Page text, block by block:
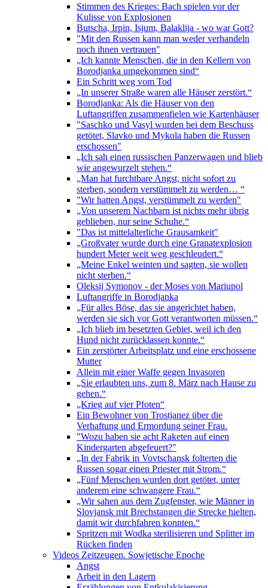
Stimmen des Krieges: Bach spielen vor der
Kulisse von Explosionen
Butscha, Irpin, Isjum, Balaklija - wo war Gott?
"Mit den Russen kann man weder verhandeln
noch ihnen vertrauen"
„Ich kannte Menschen, die in den Kellern von
Borodjanka umgekommen sind“
Ein Schritt weg vom Tod
„In unserer Straße waren alle Häuser zerstört.“
Borodjanka: Als die Häuser von den
Luftangriffen zusammenfielen wie Kartenhäuser
"Saschko und Vasyl wurden bei dem Beschuss
getötet, Slavko und Mykola haben die Russen
erschossen"
„Ich sah einen russischen Panzerwagen und blieb
wie angewurzelt stehen.“
„Man hat furchtbare Angst, nicht sofort zu
sterben, sondern verstümmelt zu werden… “
"Wir hatten Angst, verstümmelt zu werden"
„Von unserem Nachbarn ist nichts mehr übrig
geblieben, nur seine Schuhe.“
"Das ist mittelalterliche Grausamkeit"
„Großvater wurde durch eine Granatexplosion
hundert Meter weit weg geschleudert.“
„Meine Enkel weinten und sagten, sie wollen
nicht sterben.“
Oleksij Symonov - der Moses von Mariupol
Luftangriffe in Borodjanka
„Für alles Böse, das sie angerichtet haben,
werden sie sich vor Gott verantworten müssen.“
„Ich blieb im besetzten Gebiet, weil ich den
Hund nicht zurücklassen konnte.“
Ein zerstörter Arbeitsplatz und eine erschossene
Mutter
Allein mit einer Waffe gegen Invasoren
„Sie erlaubten uns, zum 8. März nach Hause zu
gehen.“
„Krieg auf vier Pfoten“
Ein Bewohner von Trostjanez über die
Verhaftung und Ermordung seiner Frau.
"Wozu haben sie acht Raketen auf einen
Kindergarten abgefeuert?"
„In der Fabrik in Vovtschansk folterten die
Russen sogar einen Priester mit Strom.“
„Fünf Menschen wurden dort getötet, unter
anderem eine schwangere Frau.“
„Wir sahen aus dem Zugfenster, wie Männer in
Slovjansk mit Brechstangen die Strecke hielten,
damit wir durchfahren konnten.“
Spritzen mit Wodka sterilisieren und Splitter im
Rücken finden
Videos Zeitzeugen. Sowjetische Epoche
Angst
Arbeit in den Lagern